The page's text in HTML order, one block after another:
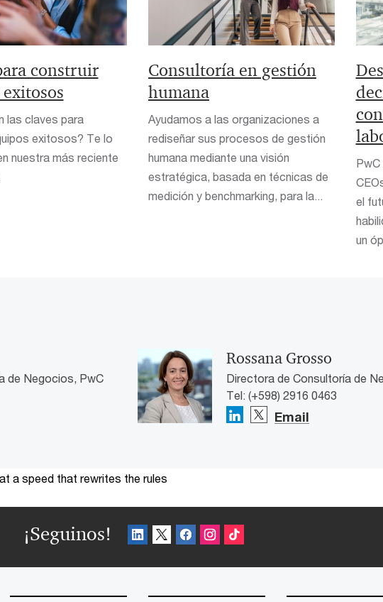
construir
las claves para
exitosos? Te lo
nuestra más reciente
Consultoría en gestión
humana
Ayudamos a las organizaciones a
rediseñar sus procesos de gestión
humana mediante una visión
estratégica, basada en técnicas de
medición y benchmarking, para la...
el
un
de Negocios, PwC
Rossana Grosso
Directora de Consultoría de
Tel: (+598) 2916 0463
Email
a speed that rewrites the rules
¡Seguinos!